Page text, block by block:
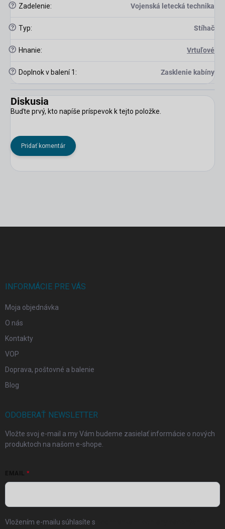
? Zadelenie: Vojenská letecká technika
? Typ: Stíhač
? Hnanie: Vrtuľové
? Doplnok v balení 1 : Zasklenie kabíny
Diskusia
Buďte prvý, kto napíše príspevok k tejto položke.
Pridať komentár
INFORMÁCIE PRE VÁS
Moja objednávka
O nás
Kontakty
VOP
Doprava, poštovné a balenie
Blog
ODOBERAŤ NEWSLETTER
Vložte svoj e-mail a my Vám budeme zasielať informácie o nových
produktoch na našom e-shope.
Vložením e-mailu súhlasíte s